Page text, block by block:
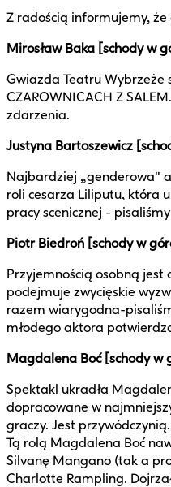
Z radością informujemy,
Mirosław Baka [schody w
Gwiazda Teatru Wybrzeże
CZAROWNICACH Z
zdarzenia.
Justyna Bartoszewicz
Najbardziej „genderowa"
roli cesarza Liliputu, która
pracy scenicznej -
Piotr Biedroń [schody w
Przyjemnością osobną jest
podejmuje zwycięskie
razem wiarygodna-
młodego aktora
Magdalena Boć [schody w
Spektakl ukradła
dopracowane w
graczy. Jest
Tą rolą Magdalena Boć
Silvanę Mangano (tak a
Charlotte Rampling.